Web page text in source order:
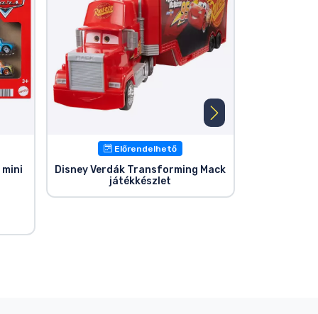
Előrendelhető
Disney Verdák Transforming Mack
játékkészlet